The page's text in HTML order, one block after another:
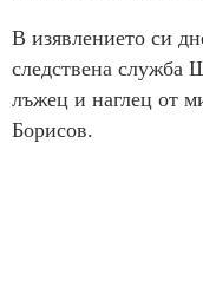
В изявлението си
следствена служба
лъжец и наглец от
Борисов.